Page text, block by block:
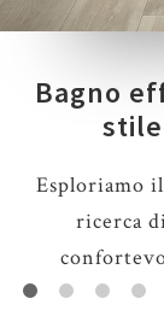
Bagno
Esploriamo
ricerca